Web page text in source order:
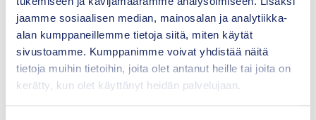
jaamme sosiaalisen median, mainosalan ja analytiikka-
alan kumppaneillemme tietoja siitä, miten käytät
sivustoamme. Kumppanimme voivat yhdistää näitä
tietoja muihin tietoihin, joita olet antanut heille tai joita on
kerätty, kun olet käyttänyt heidän palvelujaan.
Työntekijällä on kohderyhmään sopivia
asiakkaita.
Työntekijä pystyy sitoutumaan
koulutukseen ja menetelmän käyttöön.
Työntekijällä ei ole käytössä liikaa
menetelmiä samanaikaisesti.